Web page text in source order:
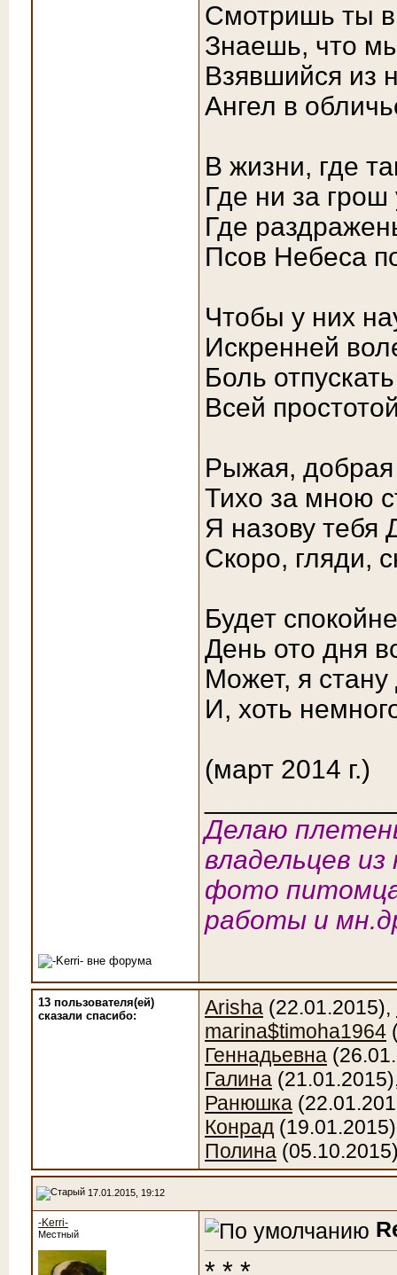
Смотришь ты в
Знаешь, что
Взявшийся из
Ангел в
В жизни, где
Где ни за грош
Где
Псов Небеса
Чтобы у них
Искренней
Боль
Всей
Рыжая, добрая
Тихо за мною
Я назову
Скоро, гляди,
Будет
День ото дня
Может, я
И, хоть
(март 2014 г.)
Делаю
владельцев
фото
работы и
13 пользователя(ей)
сказали cпасибо:
Arisha (22.01.2015),
marina$timoha1964
Геннадьевна
Галина
Ранюшка
Конрад
Полина
17.01.2015, 19:12
-Kerri-
Местный